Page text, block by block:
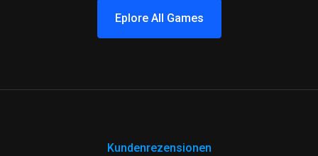
Eplore All Games
Kundenrezensionen